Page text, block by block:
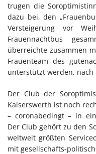
trugen die
dazu bei, den
Versteigerung vor
Frauennachtbus
überreichte zusammen
Frauenteam des
unterstützt werden, nach
Der Club der
Kaiserswerth ist noch
– coronabedingt – in
Der Club gehört zu den
weltweit größten
mit gesellschafts-